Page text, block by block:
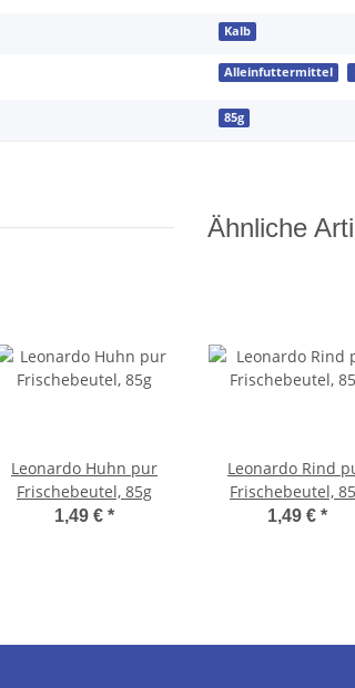
Kalb
Alleinfuttermittel
85g
Ähnliche
Leonardo Huhn pur
Frischebeutel, 85g
1,49 € *
Leonardo Rind
Frischebeutel,
1,49 € *